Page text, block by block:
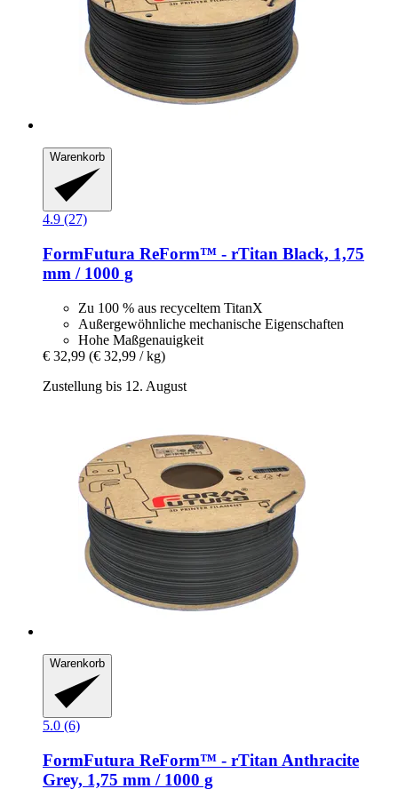
Warenkorb
4.9 (27)
FormFutura ReForm™ -​ rTitan Black, 1,75
mm / 1000 g
Zu 100 % aus recyceltem TitanX
Außergewöhnliche mechanische Eigenschaften
Hohe Maßgenauigkeit
€ 32,99 (€ 32,99 / kg)
Zustellung bis 12. August
Warenkorb
5.0 (6)
FormFutura ReForm™ -​ rTitan Anthracite
Grey, 1,75 mm / 1000 g